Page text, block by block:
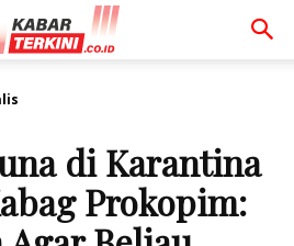
di Karantina
Prokopim: